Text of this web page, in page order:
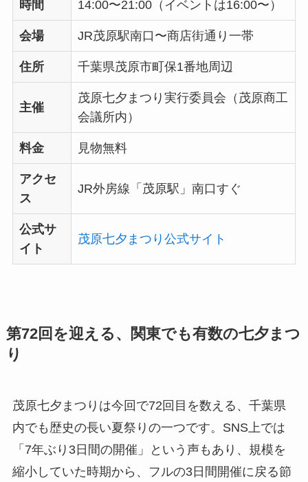
時間 14:00〜21:00（イベントは16:00〜）
会場 JR茂原駅南口〜商店街通り一帯
住所 千葉県茂原市町保1番地周辺
主催
茂原七夕まつり実行委員会（茂原商工
会議所内）
料金 見物無料
アクセ
ス
JR外房線「茂原駅」南口すぐ
公式サ
イト
茂原七夕まつり公式サイト
第72回を迎える、関東でも有数の七夕まつ
り
茂原七夕まつりは今回で72回目を数える、千葉県
内でも歴史の長い夏祭りの一つです。SNS上では
「7年ぶり3日間の開催」という声もあり、規模を
縮小していた時期から、フルの3日間開催に戻る節